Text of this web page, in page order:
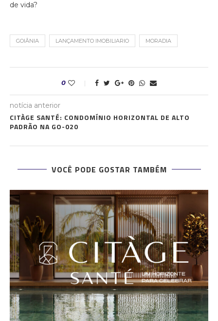
de vida?
GOIÂNIA LANÇAMENTO IMOBILIARIO MORADIA
0
notícia anterior
CITÀGE SANTÉ: CONDOMÍNIO HORIZONTAL DE ALTO
PADRÃO NA GO-020
VOCÊ PODE GOSTAR TAMBÉM